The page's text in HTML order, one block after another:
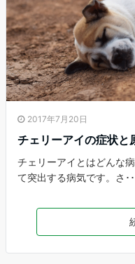
2017年7月20日
チェリーアイの症状と
チェリーアイとはどんな
て突出する病気です。さ･